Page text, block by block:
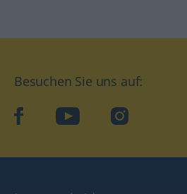
Besuchen Sie uns auf:
facebookYouTube Instagram